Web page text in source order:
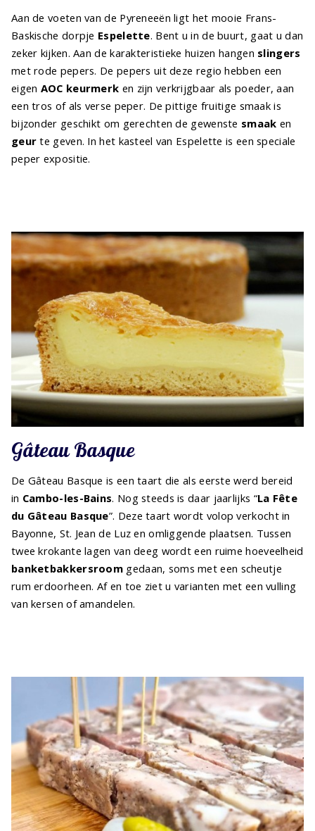
Aan de voeten van de Pyreneeën ligt het mooie Frans-
Baskische dorpje Espelette. Bent u in de buurt, gaat u dan
zeker kijken. Aan de karakteristieke huizen hangen slingers
met rode pepers. De pepers uit deze regio hebben een
eigen AOC keurmerk en zijn verkrijgbaar als poeder, aan
een tros of als verse peper. De pittige fruitige smaak is
bijzonder geschikt om gerechten de gewenste smaak en
geur te geven. In het kasteel van Espelette is een speciale
peper expositie.
Gâteau Basque
De Gâteau Basque is een taart die als eerste werd bereid
in Cambo-les-Bains. Nog steeds is daar jaarlijks “La Fête
du Gâteau Basque”. Deze taart wordt volop verkocht in
Bayonne, St. Jean de Luz en omliggende plaatsen. Tussen
twee krokante lagen van deeg wordt een ruime hoeveelheid
banketbakkersroom gedaan, soms met een scheutje
rum erdoorheen. Af en toe ziet u varianten met een vulling
van kersen of amandelen.